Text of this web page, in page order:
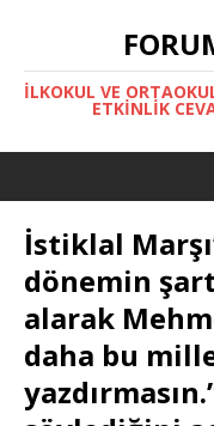
İLKOKUL VE
ETKINLIK
İstiklal
dönemin
alarak
daha bu